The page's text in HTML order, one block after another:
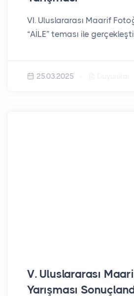
VI. Uluslararası Maarif
“AİLE” teması ile
25.03.2025
V. Uluslararası
Yarışması